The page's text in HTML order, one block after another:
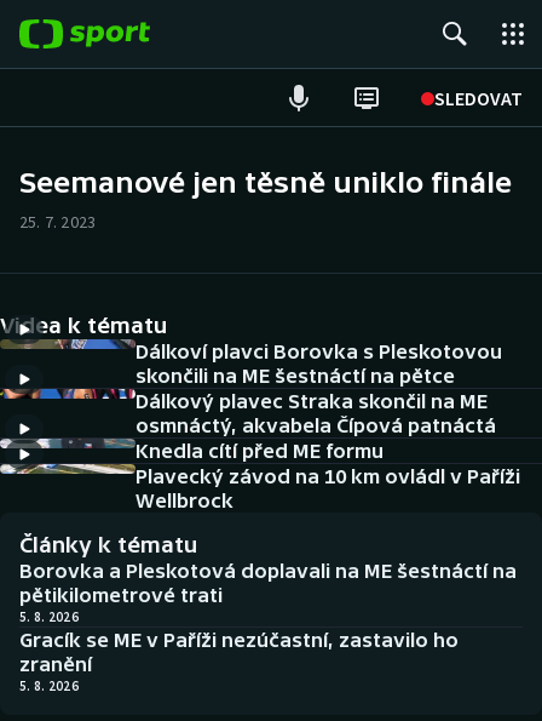
SLEDOVAT
Hokej
Tenis
Atletika
Cyklistika
DALŠÍ SPORTY
Americký fotbal
Baseball a softbal
Basketbal
Biatlon
NEPŘEHLÉDNĚTE
Soutěže
Historické návraty
Aplikace ČT sport
Seemanové jen těsně uniklo finále
25. 7. 2023
Videa k tématu
Dálkoví plavci Borovka s Pleskotovou
skončili na ME šestnáctí na pětce
Dálkový plavec Straka skončil na ME
osmnáctý, akvabela Čípová patnáctá
Knedla cítí před ME formu
Plavecký závod na 10 km ovládl v Paříži
Wellbrock
Články k tématu
Borovka a Pleskotová doplavali na ME šestnáctí na
pětikilometrové trati
5. 8. 2026
Gracík se ME v Paříži nezúčastní, zastavilo ho
zranění
5. 8. 2026